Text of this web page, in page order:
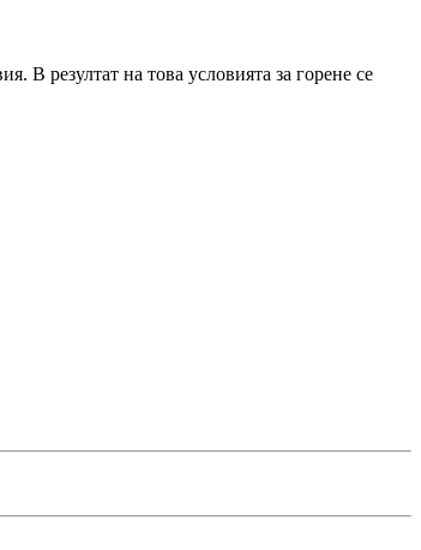
В резултат на това условията за горене се